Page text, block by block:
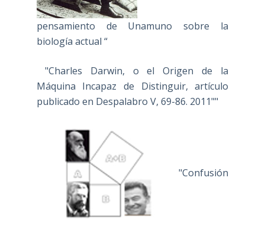
pensamiento de Unamuno sobre la
biología actual “
"Charles Darwin, o el Origen de la
Máquina Incapaz de Distinguir, artículo
publicado en Despalabro V, 69-86. 2011""
"Confusión